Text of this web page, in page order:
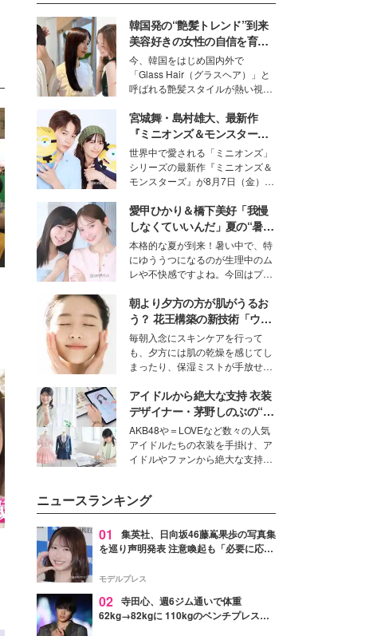
韓国発の“艶髪トレンド”到来
美容好きの女性の自信を育む
「ヘアケア事情」って？
今、韓国をはじめ国内外で
「Glass Hair（グラスヘア）」と
呼ばれる艶髪スタイルが熱い視線
ションの完成度を高めるベースと
して、“髪そのものの美しさ”に改
めて注目する人が増えている様
子。今回は、そんな憧れの艶やか
な髪を日常で叶える、美容好きの
女性たちのヘアケア事情を紹介し
ます。
宮城舞・島村雄大、最新作
『ミニオンズ＆モンスター
ズ』の魅力熱弁 ハチャメチャ
だけじゃない“友情と絆”に感
動
世界中で愛される「ミニオンズ」
シリーズの最新作『ミニオンズ＆
モンスターズ』が8月7日（金）に
ニオン好き”という共通点を持つモ
デルの宮城舞と島村雄大の特別対
談をお届け！それぞれの視点か
ら、今作ならではの魅力や予想外
の感動をもたらす奥深いストーリ
ーについて熱く語り合ってもらっ
た。
愛甲ひかり＆橋下美好「我慢
しなくていいんだ」夏の“暑さ
対策”の新しい選択肢とは？
本格的な夏が到来！暑い中で、特
にゆううつになるのが生理中のム
レや不快感ですよね。今回はプラ
モデル・愛甲ひかりさんと橋下美
好さんを迎えて本音で女子会トー
ク。猛暑のお出かけを快適に過ご
すヒントや、2人が感動した夏の
生理の新常識にも迫りました。
朝より夕方の方が肌がうるお
う？ 花王構築の新技術「ウォ
ーターキャプチャリングスキ
ン（捕水肌）」がスキンケア
の常識を変える予感
毎朝入念にスキンケアを行って
も、夕方には肌の乾燥を感じてし
まったり、保湿ミストが手放せな
な美容の常識を大きく変える可能
性を秘めた、革新的な「Water
Capturing Skin（ウォーターキャ
プチャリングスキン：捕水肌）」
技術を、花王が構築した。
アイドルから絶大な支持 衣装
デザイナー・茅野しのぶの“可
愛い”を作る美学＜「シチズン
クロスシー」インタビュー＞
AKB48や＝LOVEなど数々の人気
アイドルたちの衣装を手掛け、ア
イドルやファンから絶大な支持を
ター・茅野しのぶ。一人ひとりの
個性に寄り添い、魅力を引き出す
衣装作りは、多くの女性たちに勇
気と自信を与え続けている。
ニュースランキング
01
集英社、日向坂46藤嶌果歩の写真集
を巡り声明発表 注意喚起も「必要に応じ
モデルプレス
02 寺田心、週6ジム通いで体重
62kg→82kgに 110kgのベンチプレス持